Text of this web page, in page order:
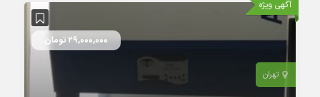
آگهی ویژه
تهران
29,000,000 تومان